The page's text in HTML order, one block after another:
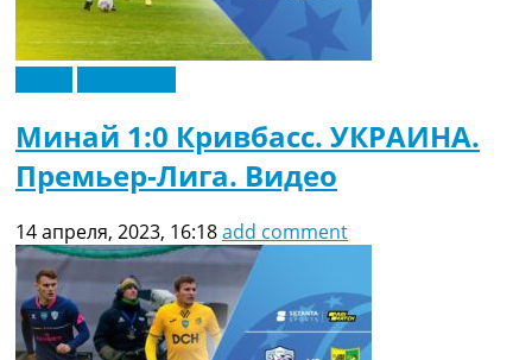
Минай 1:0 Кривбасс. УКРАИНА.
Премьер-Лига. Видео
14 апреля, 2023, 16:18add comment